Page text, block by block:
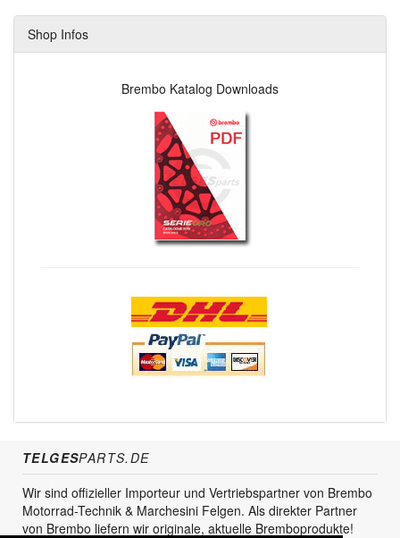
Shop Infos
Brembo Katalog Downloads
TELGESPARTS.DE
Wir sind offizieller Importeur und Vertriebspartner von Brembo
Motorrad-Technik & Marchesini Felgen. Als direkter Partner
von Brembo liefern wir originale, aktuelle Bremboprodukte!